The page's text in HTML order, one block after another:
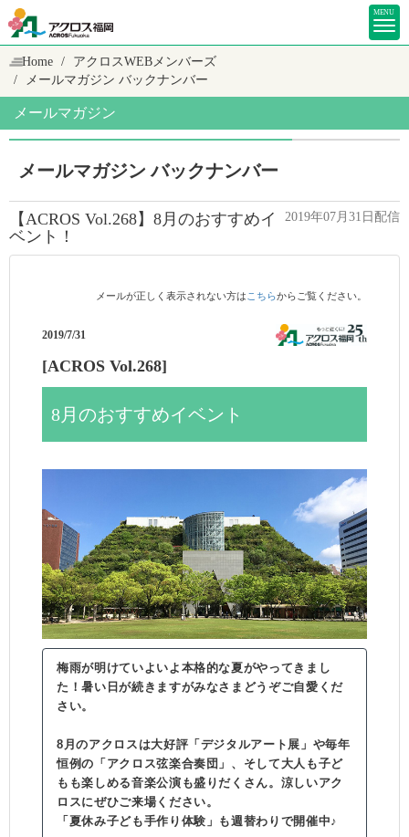
MENU
Home
アクロスWEBメンバーズ
メールマガジン バックナンバー
メールマガジン
メールマガジン バックナンバー
2019年07月31日配信
【ACROS Vol.268】8月のおすすめイ
ベント！
メールが正しく表示されない方は こちらからご覧ください。
2019/7/31
[ACROS Vol.268]
8月のおすすめイベント
梅雨が明けていよいよ本格的な夏がやってきまし
た！暑い日が続きますがみなさまどうぞご自愛くだ
さい。
8月のアクロスは大好評「デジタルアート展」や毎年
恒例の「アクロス弦楽合奏団」、そして大人も子ど
もも楽しめる音楽公演も盛りだくさん。涼しいアク
ロスにぜひご来場ください。
「夏休み子ども手作り体験」も週替わりで開催中♪